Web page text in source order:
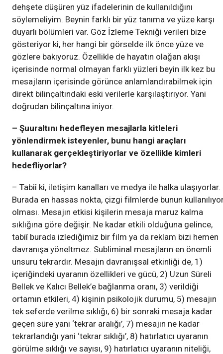
dehşete düşüren yüz ifadelerinin de kullanıldığını
söylemeliyim. Beynin farklı bir yüz tanıma ve yüze karşı
duyarlı bölümleri var. Göz İzleme Tekniği verileri bize
gösteriyor ki, her hangi bir görselde ilk önce yüze ve
gözlere bakıyoruz. Özellikle de hayatın olağan akışı
içerisinde normal olmayan farklı yüzleri beyin ilk kez bu
mesajların içerisinde görünce anlamlandırabilmek için
direkt bilinçaltındaki eski verilerle karşılaştırıyor. Yani
doğrudan bilinçaltına iniyor.
– Şuuraltını hedefleyen mesajlarla kitleleri
yönlendirmek isteyenler, bunu hangi araçları
kullanarak gerçekleştiriyorlar ve özellikle kimleri
hedefliyorlar?
– Tabiî ki, iletişim kanalları ve medya ile halka ulaşıyorlar.
Burada en hassas nokta, çizgi filmlerde bunun
olması. Mesajın etkisi kişilerin mesaja maruz kalma
sıklığına göre değişir. Ne kadar etkili olduğuna gelince,
tabiî burada izlediğimiz bir film ya da reklam bizi hemen
davranışa yöneltmez. Subliminal mesajların en önemli
unsuru tekrardır. Mesajın davranışsal etkinliği de, 1)
içeriğindeki uyaranın özellikleri ve gücü, 2) Uzun Süreli
Bellek ve Kalıcı Bellek’e bağlanma oranı, 3) verildiği
ortamın etkileri, 4) kişinin psikolojik durumu, 5) mesajın
tek seferde verilme sıklığı, 6) bir sonraki mesaja kadar
geçen süre yani ‘tekrar aralığı’, 7) mesajın ne kadar
tekrarlandığı yani ‘tekrar sıklığı’, 8) hatırlatıcı uyaranın
görülme sıklığı ve sayısı, 9) hatırlatıcı uyaranın niteliği,